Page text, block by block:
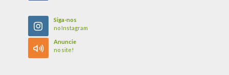
Siga-nos
no Instagram
Anuncie
no site!